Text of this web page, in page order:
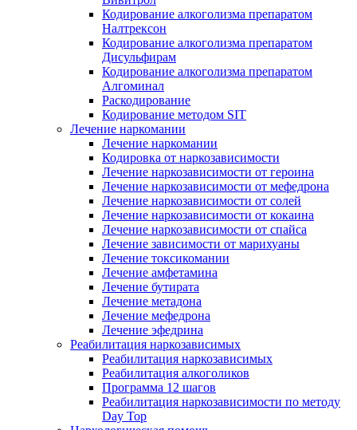
Кодирование алкоголизма препаратом
Налтрексон
Кодирование алкоголизма препаратом
Дисульфирам
Кодирование алкоголизма препаратом
Алгоминал
Раскодирование
Кодирование методом SIT
Лечение наркомании
Лечение наркомании
Кодировка от наркозависимости
Лечение наркозависимости от героина
Лечение наркозависимости от мефедрона
Лечение наркозависимости от солей
Лечение наркозависимости от кокаина
Лечение наркозависимости от спайса
Лечение зависимости от марихуаны
Лечение токсикомании
Лечение амфетамина
Лечение бутирата
Лечение метадона
Лечение мефедрона
Лечение эфедрина
Реабилитация наркозависимых
Реабилитация наркозависимых
Реабилитация алкоголиков
Программа 12 шагов
Реабилитация наркозависимости по методу
Day Top